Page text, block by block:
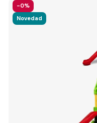
-0%
Novedad